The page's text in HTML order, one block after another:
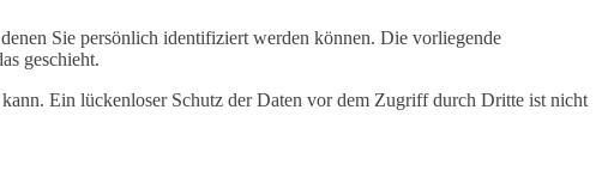
Sie persönlich identifiziert werden können. Die vorliegende
geschieht.
Ein lückenloser Schutz der Daten vor dem Zugriff durch Dritte ist nicht